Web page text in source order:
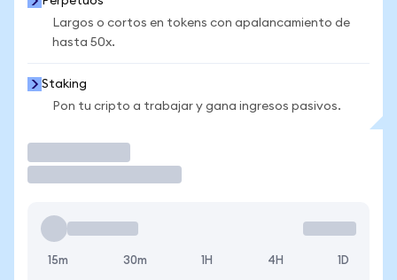
Largos o cortos en tokens con apalancamiento de
hasta 50x.
Staking
Pon tu cripto a trabajar y gana ingresos pasivos.
15m 30m 1H 4H 1D